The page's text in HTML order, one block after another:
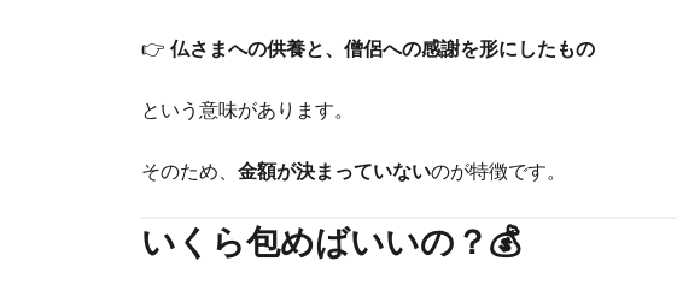
👉 仏さまへの供養と、僧侶への感謝を形にしたもの
という意味があります。
そのため、 金額が決まっていないのが特徴です。
いくら包めばいいの？💰